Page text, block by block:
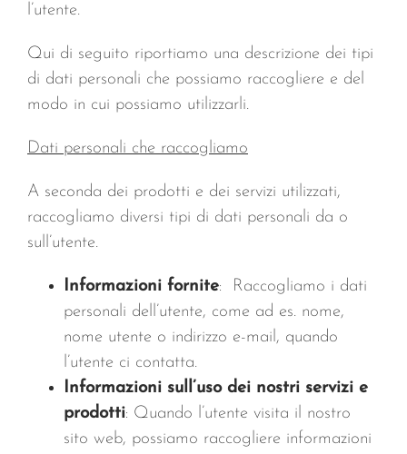
l’utente.
Qui di seguito riportiamo una descrizione dei tipi
di dati personali che possiamo raccogliere e del
modo in cui possiamo utilizzarli.
Dati personali che raccogliamo
A seconda dei prodotti e dei servizi utilizzati,
raccogliamo diversi tipi di dati personali da o
sull’utente.
Informazioni fornite: Raccogliamo i dati
personali dell’utente, come ad es. nome,
nome utente o indirizzo e-mail, quando
l’utente ci contatta.
Informazioni sull’uso dei nostri servizi e
prodotti: Quando l’utente visita il nostro
sito web, possiamo raccogliere informazioni